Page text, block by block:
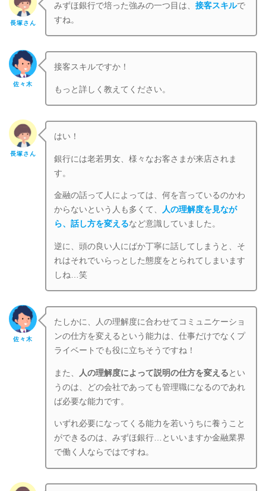
長塚さん
みずほ銀行で培った強みの一つ目は、接客スキルで
すね。
佐々木
接客スキルですか！
もっと詳しく教えてください。
長塚さん
はい！
銀行には老若男女、様々なお客さまが来店されま
す。
金融の話って人によっては、何を言っているのかわ
からないという人も多くて、
人の理解度を見なが
ら、話し方を変えるなど意識していました。
逆に、頭の良い人にばか丁寧に話してしまうと、そ
れはそれでいらっとした態度をとられてしまいます
しね…笑
佐々木
たしかに、人の理解度に合わせてコミュニケーショ
ンの仕方を変えるという能力は、仕事だけでなくプ
ライベートでも役に立ちそうですね！
また、 人の理解度によって説明の仕方を変える とい
うのは、どの会社であっても管理職になるのであれ
ば必要な能力です。
いずれ必要になってくる能力を若いうちに養うこと
ができるのは、みずほ銀行…といいますか金融業界
で働く人ならではですね。